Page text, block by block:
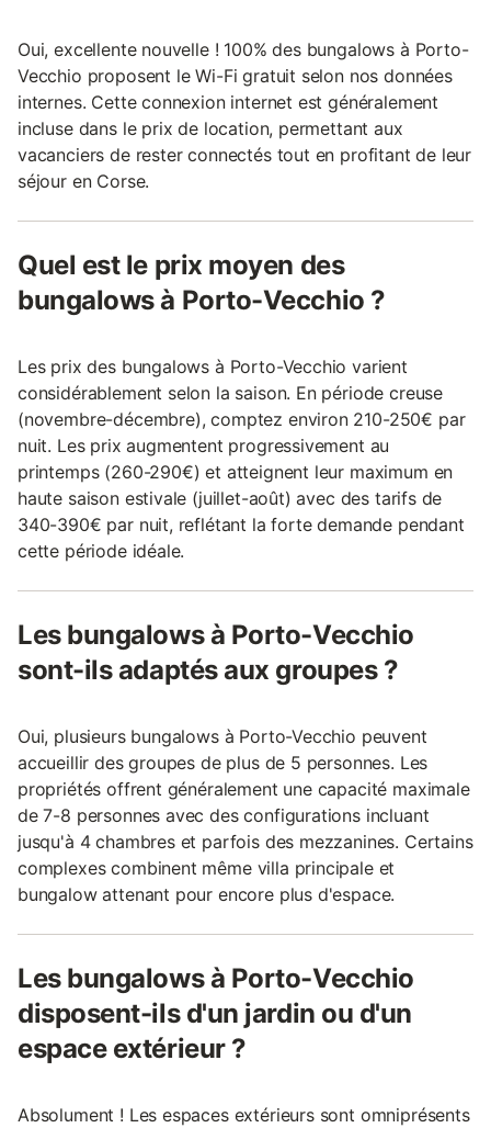
Oui, excellente nouvelle ! 100% des bungalows à Porto-
Vecchio proposent le Wi-Fi gratuit selon nos données
internes. Cette connexion internet est généralement
incluse dans le prix de location, permettant aux
vacanciers de rester connectés tout en profitant de leur
séjour en Corse.
Quel est le prix moyen des
bungalows à Porto-Vecchio ?
Les prix des bungalows à Porto-Vecchio varient
considérablement selon la saison. En période creuse
(novembre-décembre), comptez environ 210-250€ par
nuit. Les prix augmentent progressivement au
printemps (260-290€) et atteignent leur maximum en
haute saison estivale (juillet-août) avec des tarifs de
340-390€ par nuit, reflétant la forte demande pendant
cette période idéale.
Les bungalows à Porto-Vecchio
sont-ils adaptés aux groupes ?
Oui, plusieurs bungalows à Porto-Vecchio peuvent
accueillir des groupes de plus de 5 personnes. Les
propriétés offrent généralement une capacité maximale
de 7-8 personnes avec des configurations incluant
jusqu'à 4 chambres et parfois des mezzanines. Certains
complexes combinent même villa principale et
bungalow attenant pour encore plus d'espace.
Les bungalows à Porto-Vecchio
disposent-ils d'un jardin ou d'un
espace extérieur ?
Absolument ! Les espaces extérieurs sont omniprésents